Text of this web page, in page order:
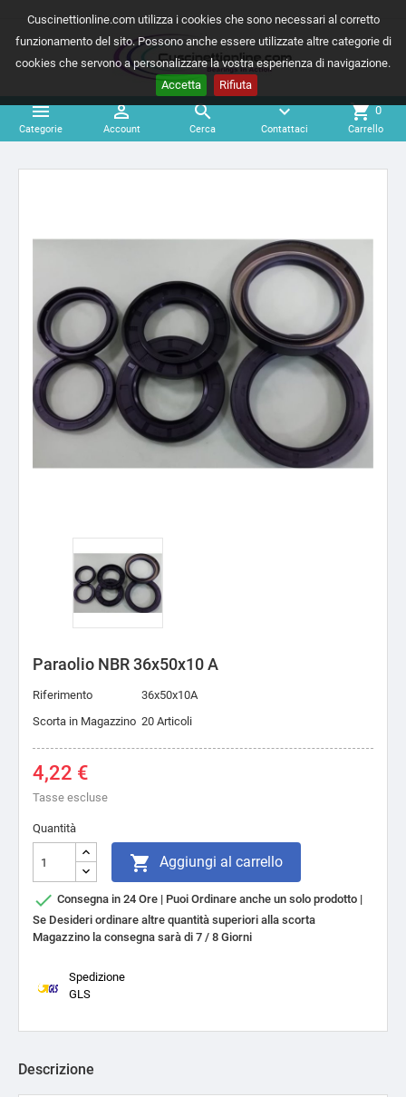
Cuscinettionline.com utilizza i cookies che sono necessari al corretto
funzionamento del sito. Possono anche essere utilizzate altre categorie di
cookies che servono a personalizzare la vostra esperienza di navigazione.
Accetta
Rifiuta

Categorie

Account

Cerca
expand_more
Contattaci
shopping_cart 0
Carrello
Paraolio NBR 36x50x10 A
Riferimento
36x50x10A
Scorta in Magazzino 20 Articoli
4,22 €
Tasse escluse
Quantità
 Aggiungi al carrello
 Consegna in 24 Ore | Puoi Ordinare anche un solo prodotto |
Se Desideri ordinare altre quantità superiori alla scorta
Magazzino la consegna sarà di 7 / 8 Giorni
Spedizione
GLS
Descrizione